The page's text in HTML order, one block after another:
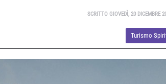
SCRITTO GIOVEDÌ, 20 DICEMBRE
Turismo